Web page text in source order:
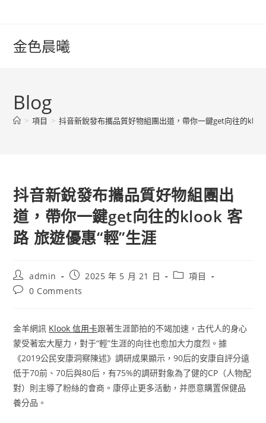
content金色晨曦
Blog
> 項目 > 抖音新銳發布攜品質好物組團出道，帶你一鍵get向往的
抖音新銳發布攜品質好物組團出
道，帶你一鍵get向往的klook 客
路 旅遊優惠“輕”生涯
Post
author:
admin
Post
published:
2025 年 5 月 21 日
Post項目
Post0 Comments
金羊網訊 Klook 信用卡跟著生涯節拍的不竭加速，古代人的身心
蒙受著宏大壓力，對于“輕”生涯的向往也愈加大力度烈。據
《2019公民安康洞察陳述》調研成果顯示，90后的安康自評分遠
低于70前、70后與80后，有75%的調研對象為了健的CP（人物配
對）則主導了粉絲的會商。康停止更多活動，并愿意購置保健品
養分品。